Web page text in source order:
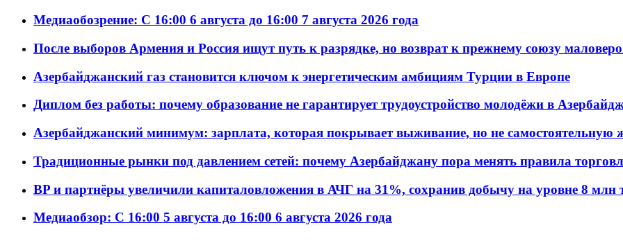
Медиаобозрение: С 16:00 6 августа до 16:00 7 августа 2026 года
После выборов Армения и Россия ищут путь к разрядке, но возврат к прежнему союзу
Азербайджанский газ становится ключом к энергетическим амбициям Турции в Европе
Диплом без работы: почему образование не гарантирует трудоустройство молодёжи в
Азербайджанский минимум: зарплата, которая покрывает выживание, но не самостоятельную
Традиционные рынки под давлением сетей: почему Азербайджану пора менять правила
BP и партнёры увеличили капиталовложения в АЧГ на 31%, сохранив добычу на уровне 8 млн
Медиаобзор: С 16:00 5 августа до 16:00 6 августа 2026 года